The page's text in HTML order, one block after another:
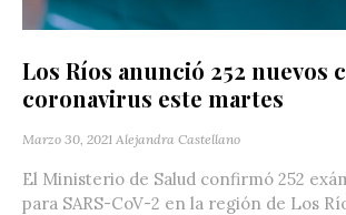
Los Ríos anunció 252 nuevos
coronavirus este martes
Marzo 30, 2021 Alejandra Castellano
El Ministerio de Salud confirmó 252
para SARS-CoV-2 en la región de Los